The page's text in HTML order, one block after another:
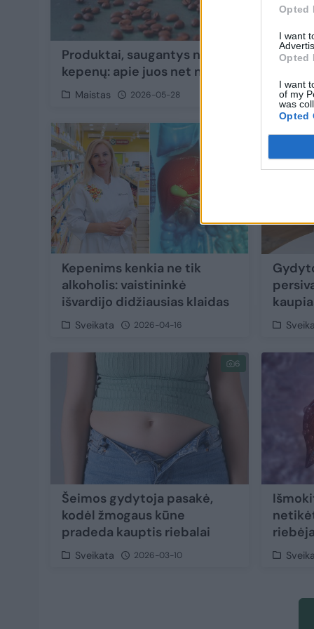
Opted
I want
Opted
I want
of my
was
Opted
Produktai, saugantys nuo suriebėjusių
kepenų: apie juos net nepagalvojote
Maistas 2026-05-28
Kepenims kenkia ne tik
alkoholis: vaistininkė
išvardijo didžiausias klaidas
Sveikata 2026-04-16
6
Šeimos gydytoja pasakė,
kodėl žmogaus kūne
pradeda kauptis riebalai
Sveikata 2026-03-10